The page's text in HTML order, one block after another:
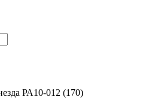
РА10-012 (170)